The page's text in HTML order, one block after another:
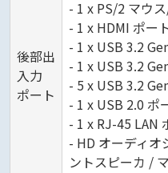
後部出
入力
ポート
- 1 x PS/2 マウ
- 1 x HDMI ポー
- 1 x USB 3.2
- 1 x USB 3.2
- 5 x USB 3.2
- 1 x USB 2.0 ポ
- 1 x RJ-45 LAN
- HD オーディオ
ントスピーカ /